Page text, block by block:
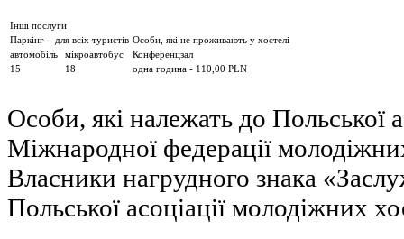
Інші послуги
Паркінг – для всіх туристів Особи, які не проживають у хостелі
автомобіль
мікроавтобус
Конференцзал
15
18 одна година - 110,00 PLN
Особи, які належать до Польської
Міжнародної федерації
Власники нагрудного знака
Польської асоціації молодіжних